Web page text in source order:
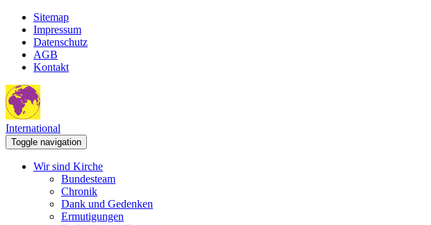
Sitemap
Impressum
Datenschutz
AGB
Kontakt
International
Toggle navigation
Wir sind Kirche
Bundesteam
Chronik
Dank und Gedenken
Ermutigungen